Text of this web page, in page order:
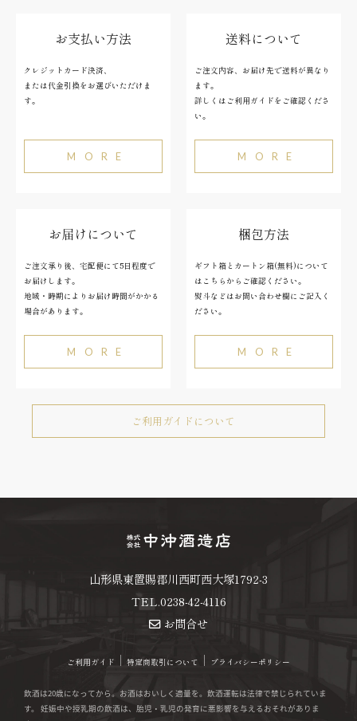
お支払い方法
クレジットカード決済、
または代金引換をお選びいただけま
す。
MORE
送料について
ご注文内容、お届け先で送料が異なり
ます。
詳しくはご利用ガイドをご確認くださ
い。
MORE
お届けについて
ご注文承り後、宅配便にて5日程度で
お届けします。
地域・時期によりお届け時間がかかる
場合があります。
MORE
梱包方法
ギフト箱とカートン箱(無料)について
はこちらからご確認ください。
熨斗などはお問い合わせ欄にご記入く
ださい。
MORE
ご利用ガイドについて
山形県東置賜郡川西町西大塚1792-3
TEL.0238-42-4116
お問合せ
ご利⽤ガイド 特定商取引について プライバシーポリシー
飲酒は20歳になってから。お酒はおいしく適量を。飲酒運転は法律で禁じられていま
す。 妊娠中や授乳期の飲酒は、胎児・乳児の発育に悪影響を与えるおそれがありま